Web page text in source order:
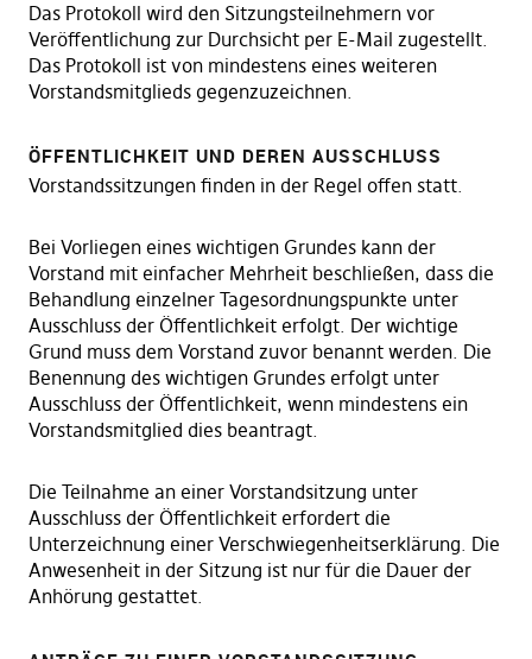
Das Protokoll wird den Sitzungsteilnehmern vor
Veröffentlichung zur Durchsicht per E-Mail zugestellt.
Das Protokoll ist von mindestens eines weiteren
Vorstandsmitglieds gegenzuzeichnen.
ÖFFENTLICHKEIT UND DEREN AUSSCHLUSS
Vorstandssitzungen finden in der Regel offen statt.
Bei Vorliegen eines wichtigen Grundes kann der
Vorstand mit einfacher Mehrheit beschließen, dass die
Behandlung einzelner Tagesordnungspunkte unter
Ausschluss der Öffentlichkeit erfolgt. Der wichtige
Grund muss dem Vorstand zuvor benannt werden. Die
Benennung des wichtigen Grundes erfolgt unter
Ausschluss der Öffentlichkeit, wenn mindestens ein
Vorstandsmitglied dies beantragt.
Die Teilnahme an einer Vorstandsitzung unter
Ausschluss der Öffentlichkeit erfordert die
Unterzeichnung einer Verschwiegenheitserklärung. Die
Anwesenheit in der Sitzung ist nur für die Dauer der
Anhörung gestattet.